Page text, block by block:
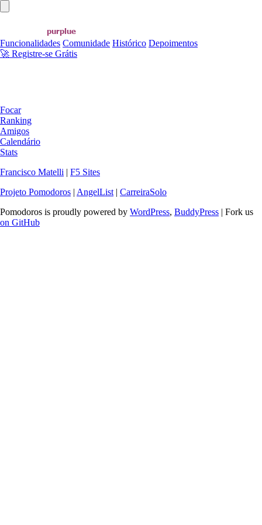
Funcionalidades Comunidade Histórico Depoimentos
🚀 Registre-se Grátis
Focar
Ranking
Amigos
Calendário
Stats
Francisco Matelli | F5 Sites
Projeto Pomodoros | AngelList | CarreiraSolo
Pomodoros is proudly powered by WordPress, BuddyPress | Fork us
on GitHub